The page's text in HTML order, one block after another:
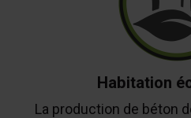
Habitation
La production de béton